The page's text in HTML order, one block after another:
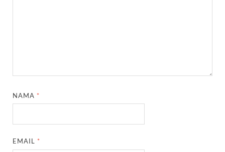
NAMA *
EMAIL *